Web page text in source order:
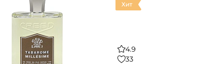
Хит
4.9
33